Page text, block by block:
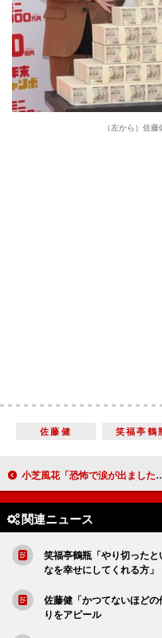
（左から）佐
佐藤健 笑福亭鶴
小芝風花「恐怖で涙が出ました」 首都直下地震を描いたドラマに主演
関連ニュース
笑福亭鶴瓶「やり切った
なを幸せにしてくれる方」
佐藤健「かつてないほど
りをアピール